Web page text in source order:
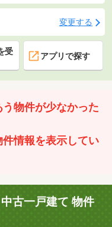
変更する
受
アプリで探す
物件が少なかった
情報を表示してい
古一戸建て 物件